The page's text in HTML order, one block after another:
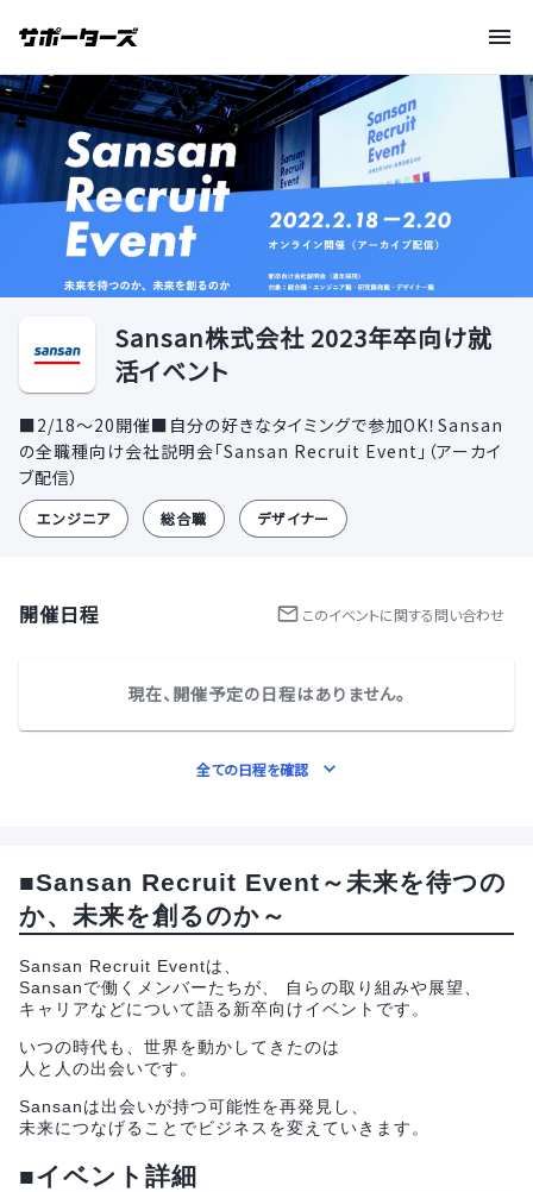
Sansan株式会社 2023年卒向け就
活イベント
■2/18〜20開催■自分の好きなタイミングで参加OK！Sansan
の全職種向け会社説明会「Sansan Recruit Event」（アーカイ
ブ配信）
エンジニア 総合職 デザイナー
開催日程 このイベントに関する問い合わせ
現在、開催予定の日程はありません。
全ての日程を確認
■Sansan Recruit Event～未来を待つの
か、未来を創るのか～
Sansan Recruit Eventは、
Sansanで働くメンバーたちが、 自らの取り組みや展望、
キャリアなどについて語る新卒向けイベントです。
いつの時代も、世界を動かしてきたのは
人と人の出会いです。
Sansanは出会いが持つ可能性を再発見し、
未来につなげることでビジネスを変えていきます。
■イベント詳細